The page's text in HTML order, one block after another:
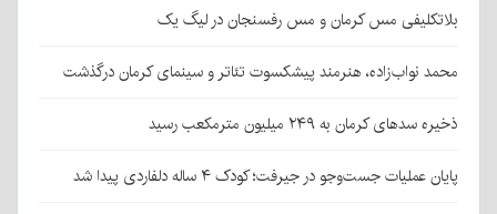
بلاتکلیفی مس کرمان و مس رفسنجان در لیگ یک
محمد نواب‌زاده، هنرمند پیشکسوت تئاتر و سینمای کرمان درگذشت
ذخیره سدهای کرمان به ۲۴۹ میلیون مترمکعب رسید
پایان عملیات جست‌وجو در جیرفت؛ کودک ۴ ساله دلفاردی پیدا شد